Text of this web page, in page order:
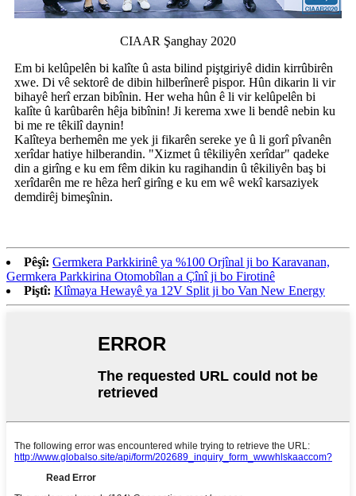
CIAAR Şanghay 2020
Em bi kelûpelên bi kalîte û asta bilind piştgiriyê didin kirrûbirên
xwe. Di vê sektorê de dibin hilberînerê pispor. Hûn dikarin li vir
bihayê herî erzan bibînin. Her weha hûn ê li vir kelûpelên bi
kalîte û karûbarên hêja bibînin! Ji kerema xwe li bendê nebin ku
bi me re têkilî daynin!
Kalîteya berhemên me yek ji fikarên sereke ye û li gorî pîvanên
xerîdar hatiye hilberandin. "Xizmet û têkiliyên xerîdar" qadeke
din a girîng e ku em fêm dikin ku ragihandin û têkiliyên baş bi
xerîdarên me re hêza herî girîng e ku em wê wekî karsaziyek
demdirêj bimeşînin.
Pêşî: Germkera Parkkirinê ya %100 Orjînal ji bo Karavanan,
Germkera Parkkirina Otomobîlan a Çînî ji bo Firotinê
Piştî: Klîmaya Hewayê ya 12V Split ji bo Van New Energy